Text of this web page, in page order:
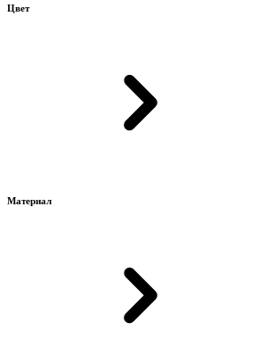
Цвет
Материал